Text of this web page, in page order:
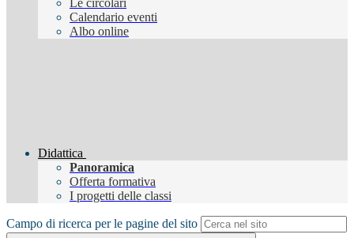
Le circolari
Calendario eventi
Albo online
Didattica
Panoramica
Offerta formativa
I progetti delle classi
Campo di ricerca per le pagine del sito